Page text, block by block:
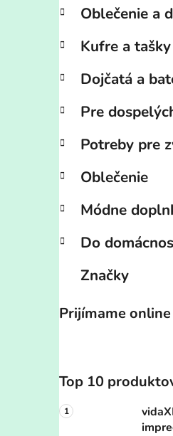
Oblečenie a
Kufre a tašky
Dojčatá a
Pre
Potreby pre
Oblečenie
Módne
Do
Značky
Prijímame
Top 10